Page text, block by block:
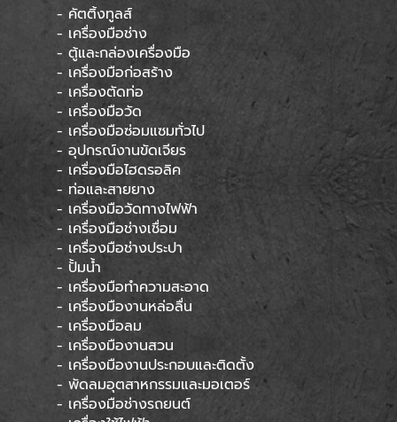
- คัตติ้งทูลส์
- เครื่องมือช่าง
- ตู้และกล่องเครื่องมือ
- เครื่องมือก่อสร้าง
- เครื่องตัดท่อ
- เครื่องมือวัด
- เครื่องมือซ่อมแซมทั่วไป
- อุปกรณ์งานขัดเจียร
- เครื่องมือไฮดรอลิค
- ท่อและสายยาง
- เครื่องมือวัดทางไฟฟ้า
- เครื่องมือช่างเชื่อม
- เครื่องมือช่างประปา
- ปั้มน้ำ
- เครื่องมือทำความสะอาด
- เครื่องมืองานหล่อลื่น
- เครื่องมือลม
- เครื่องมืองานสวน
- เครื่องมืองานประกอบและติดตั้ง
- พัดลมอุตสาหกรรมและมอเตอร์
- เครื่องมือช่างรถยนต์